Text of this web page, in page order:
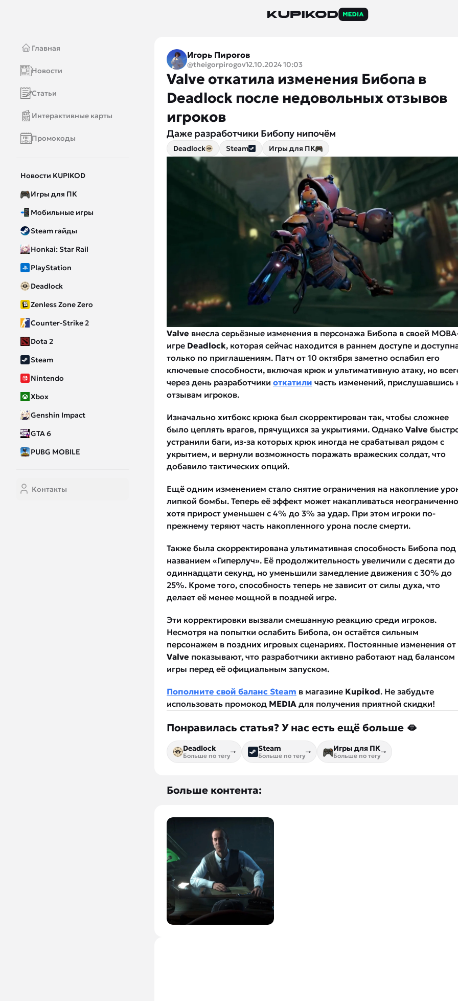
Главная
Новости
Статьи
Интерактивные карты
Промокоды
Новости KUPIKOD
Игры для ПК
Мобильные игры
Steam гайды
Honkai: Star Rail
PlayStation
Deadlock
Zenless Zone Zero
Counter-Strike 2
Dota 2
Steam
Nintendo
Xbox
Genshin Impact
GTA 6
PUBG MOBILE
Контакты
Игорь Пирогов
@theigorpirogov12.10.2024 10:03
Valve откатила изменения Бибопа в
Deadlock после недовольных отзывов
игроков
Даже разработчики Бибопу нипочём
Deadlock Steam Игры для ПК
Valve внесла серьёзные изменения в персонажа Бибопа в своей
игре Deadlock, которая сейчас находится в раннем доступе и
только по приглашениям. Патч от 10 октября заметно ослабил его
ключевые способности, включая крюк и ультимативную атаку, но
через день разработчики откатили часть изменений, прислушавшись
отзывам игроков.
Изначально хитбокс крюка был скорректирован так, чтобы сложнее
было цеплять врагов, прячущихся за укрытиями. Однако Valve
устранили баги, из-за которых крюк иногда не срабатывал рядом с
укрытием, и вернули возможность поражать вражеских солдат, что
добавило тактических опций.
Ещё одним изменением стало снятие ограничения на накопление
липкой бомбы. Теперь её эффект может накапливаться
хотя прирост уменьшен с 4% до 3% за удар. При этом игроки по-
прежнему теряют часть накопленного урона после смерти.
Также была скорректирована ультимативная способность Бибопа под
названием «Гиперлуч». Её продолжительность увеличили с десяти до
одиннадцати секунд, но уменьшили замедление движения с 30% до
25%. Кроме того, способность теперь не зависит от силы духа, что
делает её менее мощной в поздней игре.
Эти корректировки вызвали смешанную реакцию среди игроков.
Несмотря на попытки ослабить Бибопа, он остаётся сильным
персонажем в поздних игровых сценариях. Постоянные изменения от
Valve показывают, что разработчики активно работают над балансом
игры перед её официальным запуском.
Пополните свой баланс Steam в магазине Kupikod. Не забудьте
использовать промокод MEDIA для получения приятной скидки!
Понравилась статья? У нас есть ещё больше 🫦
Deadlock
Больше по тегу
Steam
Больше по тегу
Игры для ПК
Больше по тегу
Больше контента: